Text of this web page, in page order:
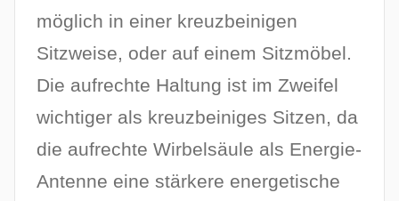
möglich in einer kreuzbeinigen
Sitzweise, oder auf einem Sitzmöbel.
Die aufrechte Haltung ist im Zweifel
wichtiger als kreuzbeiniges Sitzen, da
die aufrechte Wirbelsäule als Energie-
Antenne eine stärkere energetische